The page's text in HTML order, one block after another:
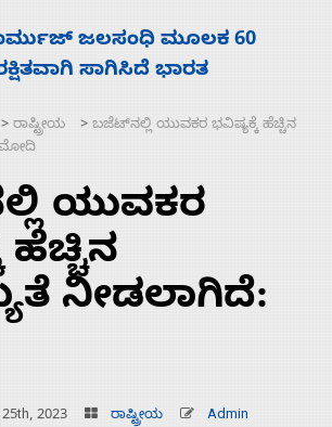
ಕೊಡದಿದ್ದರೆ ಸದನ ನಡೆಸಲು
> ರಾಷ್ಟ್ರೀಯ > ಬಜೆಟ್‌ನಲ್ಲಿ ಯುವಕರ ಭವಿಷ್ಯಕ್ಕೆ ಹೆಚ್ಚಿನ
ಮೋದಿ
ಯುವಕರ
ಹೆಚ್ಚಿನ
ನೀಡಲಾಗಿದೆ:
25th, 2023 ರಾಷ್ಟ್ರೀಯ Admin